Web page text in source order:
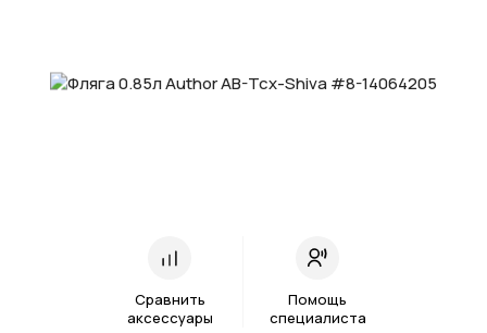
Сравнить
аксессуары
Помощь
специалиста